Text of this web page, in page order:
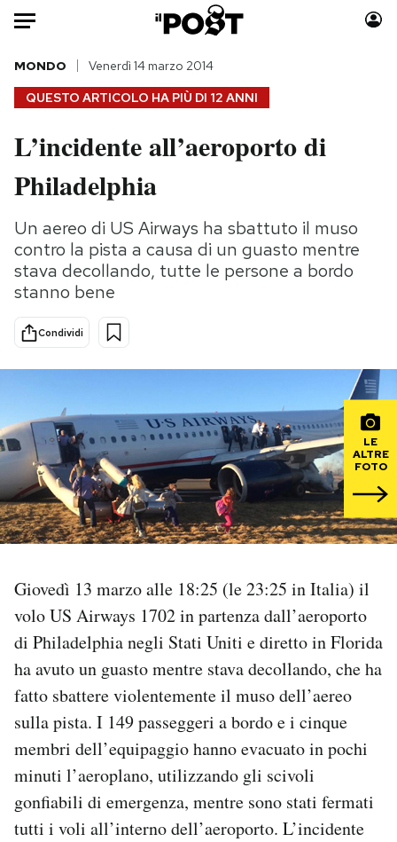
Auto
HOME
Italia
Politica
Tecnologia
Internet
Scienza
Cultura
Economia
Moda
Storie/Idee
Ok Boomer!
Media
PODCAST
NEWSLETTER
SHOP
CALENDARIO
AREA PERSONALE
Area Personale
Newsletter
Notifiche mobile
Regala il Post
QUESTO ARTICOLO HA PIÙ DI 12 ANNI
MONDO Venerdì 14 marzo 2014
L’incidente all’aeroporto di
Philadelphia
Un aereo di US Airways ha sbattuto il muso
contro la pista a causa di un guasto mentre
stava decollando, tutte le persone a bordo
stanno bene
Condividi
LE
ALTRE
FOTO
Giovedì 13 marzo alle 18:25 (le 23:25 in Italia) il
volo US Airways 1702 in partenza dall’aeroporto
di Philadelphia negli Stati Uniti e diretto in Florida
ha avuto un guasto mentre stava decollando, che ha
fatto sbattere violentemente il muso dell’aereo
sulla pista. I 149 passeggeri a bordo e i cinque
membri dell’equipaggio hanno evacuato in pochi
minuti l’aeroplano, utilizzando gli scivoli
gonfiabili di emergenza, mentre sono stati fermati
tutti i voli all’interno dell’aeroporto. L’incidente